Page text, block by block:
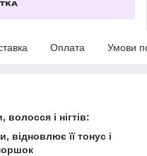
Оплата Умови
і нігтів:
відновлює її тонус і